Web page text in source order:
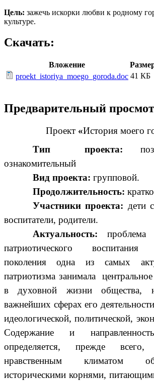
Цель: зажечь искорки любви к родному
культуре.
Скачать:
Вложение
proekt_istoriya_moego_goroda.doc 41 КБ
Предварительный
Проект «История моего
Тип проекта:
ознакомительный
Вид проекта: групповой.
Продолжительность:
Участники проекта: дети
воспитатели, родители.
Актуальность:проблема
патриотического воспитания
поколения одна из самых
патриотизма занимала
в духовной жизни
важнейших сферах его
идеологической, политической,
Содержание и
определяется, прежде
нравственным климатом
историческими корнями,